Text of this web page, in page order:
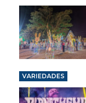
VARIEDADES